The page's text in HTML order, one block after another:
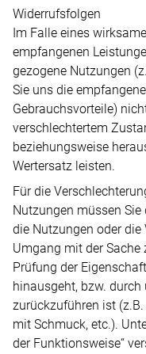
Widerrufsfolgen
Im Falle eines
empfangenen
gezogene Nutzungen
Sie uns die
Gebrauchsvorteile)
verschlechtertem
beziehungsweise
Wertersatz leisten.
Für die
Nutzungen müssen
die Nutzungen oder
Umgang mit der Sache
Prüfung der
hinausgeht, bzw.
zurückzuführen ist
mit Schmuck, etc.).
der Funktionsweise“